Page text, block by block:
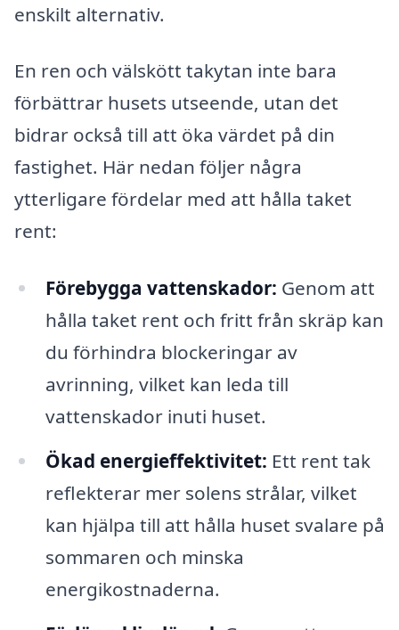
enskilt alternativ.
En ren och välskött takytan inte bara
förbättrar husets utseende, utan det
bidrar också till att öka värdet på din
fastighet. Här nedan följer några
ytterligare fördelar med att hålla taket
rent:
Förebygga vattenskador: Genom att
hålla taket rent och fritt från skräp kan
du förhindra blockeringar av
avrinning, vilket kan leda till
vattenskador inuti huset.
Ökad energieffektivitet: Ett rent tak
reflekterar mer solens strålar, vilket
kan hjälpa till att hålla huset svalare på
sommaren och minska
energikostnaderna.